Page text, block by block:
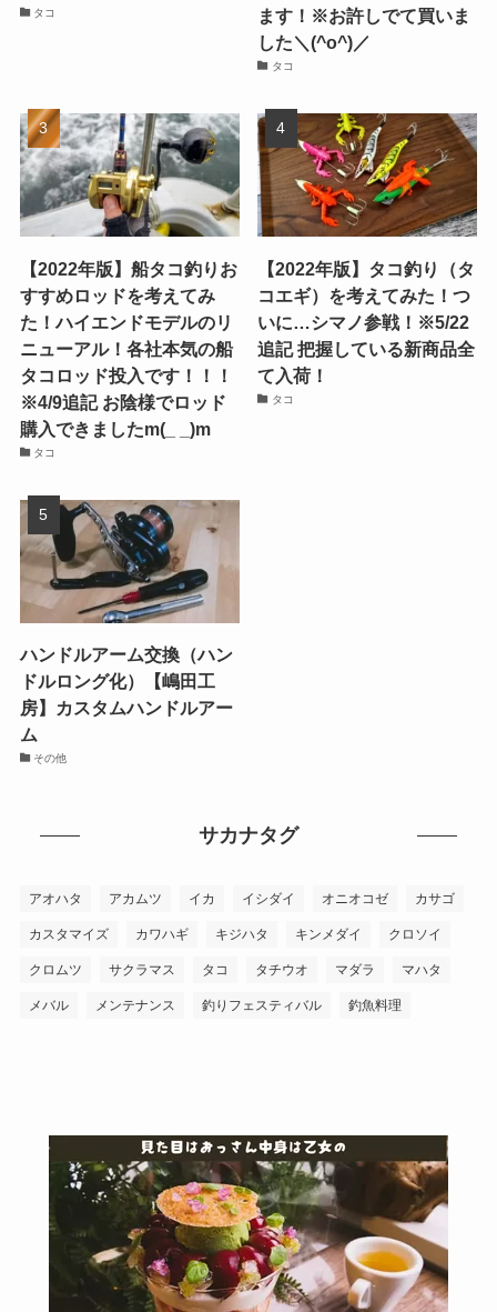
タコ
ます！※お許しでて買いま
した＼(^o^)／
タコ
【2022年版】船タコ釣りお
すすめロッドを考えてみ
た！ハイエンドモデルのリ
ニューアル！各社本気の船
タコロッド投入です！！！
※4/9追記 お陰様でロッド
購入できましたm(_ _)m
タコ
【2022年版】タコ釣り（タ
コエギ）を考えてみた！つ
いに…シマノ参戦！※5/22
追記 把握している新商品全
て入荷！
タコ
ハンドルアーム交換（ハン
ドルロング化）【嶋田工
房】カスタムハンドルアー
ム
その他
サカナタグ
アオハタ アカムツ イカ イシダイ オニオコゼ カサゴ
カスタマイズ カワハギ キジハタ キンメダイ クロソイ
クロムツ サクラマス タコ タチウオ マダラ マハタ
メバル メンテナンス 釣りフェスティバル 釣魚料理